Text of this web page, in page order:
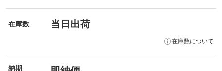
在庫数 当日出荷
在庫数について
納期